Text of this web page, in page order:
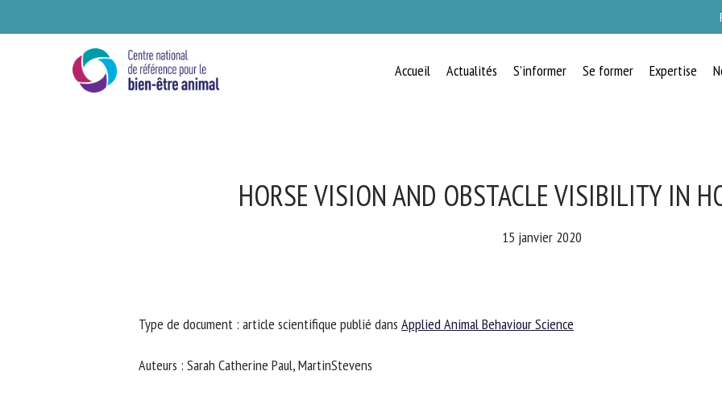
Accueil Actualités S’informer Se former Expertise
HORSE VISION AND OBSTACLE VISIBILITY IN
15 janvier 2020
Type de document : article scientifique publié dansApplied Animal Behaviour Science
Auteurs : Sarah Catherine Paul, MartinStevens
BIEN-ÊTRE ANIMAL
Veuillez remplir le formulaire ci-dessous pour vous inscrire à notre newsletter :